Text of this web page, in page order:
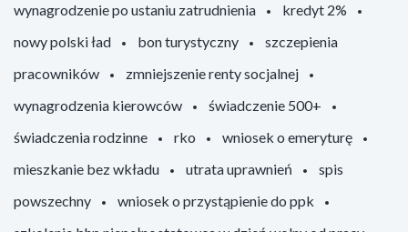
wynagrodzenie po ustaniu zatrudnienia
kredyt 2%
nowy polski ład
bon turystyczny
szczepienia
pracowników
zmniejszenie renty socjalnej
wynagrodzenia kierowców
świadczenie 500+
świadczenia rodzinne
rko
wniosek o emeryturę
mieszkanie bez wkładu
utrata uprawnień
spis
powszechny
wniosek o przystąpienie do ppk